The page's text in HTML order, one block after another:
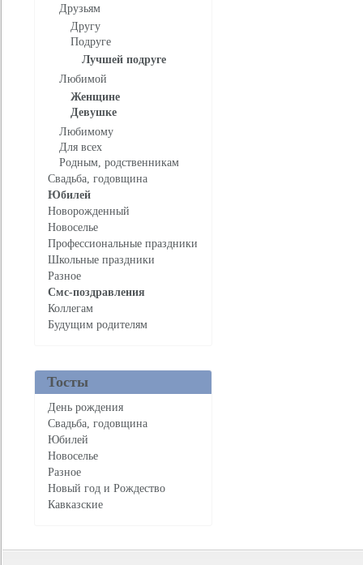
Друзьям
Другу
Подруге
Лучшей подруге
Любимой
Женщине
Девушке
Любимому
Для всех
Родным, родственникам
Свадьба, годовщина
Юбилей
Новорожденный
Новоселье
Профессиональные праздники
Школьные праздники
Разное
Смс-поздравления
Коллегам
Будущим родителям
Тосты
День рождения
Свадьба, годовщина
Юбилей
Новоселье
Разное
Новый год и Рождество
Кавказские